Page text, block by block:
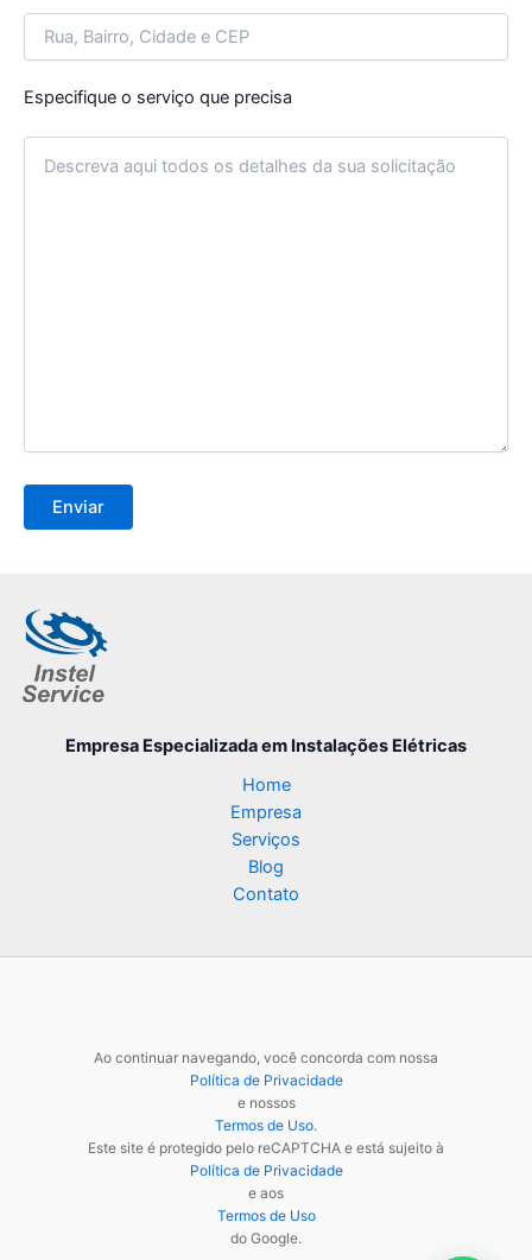
Especifique o serviço que precisa
Empresa Especializadaem Instalações Elétricas
Home
Empresa
Serviços
Blog
Contato
Ao continuar navegando, você concorda com nossa
Política de Privacidade
e nossos
Termos de Uso.
Este site é protegido pelo reCAPTCHA e está sujeito à
Política de Privacidade
e aos
Termos de Uso
do Google.